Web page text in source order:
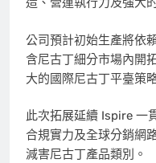
公司預計初始生產將依
含尼古丁細分市場內開
大的國際尼古丁平臺策
此次拓展延續 Ispire 一
合規實力及全球分銷網
減害尼古丁產品類別。